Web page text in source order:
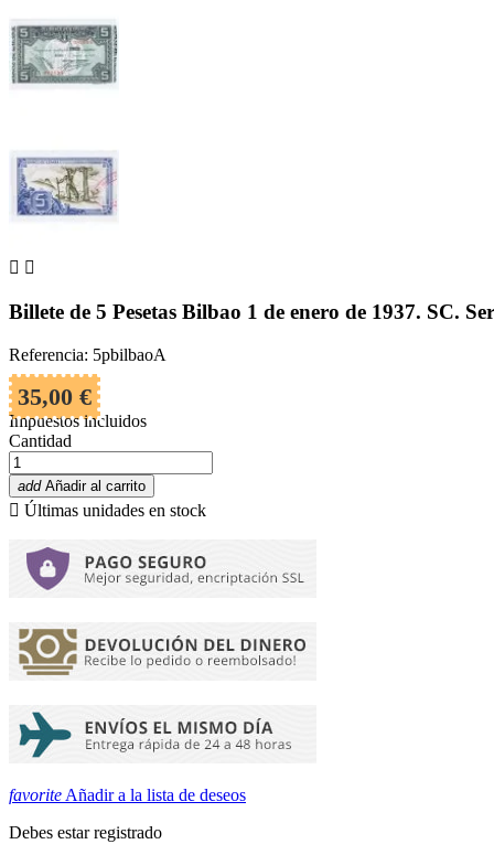
 
Billete de 5 Pesetas Bilbao 1 de enero de 1937. SC.
Referencia: 5pbilbaoA
35,00 €
Impuestos incluidos
Cantidad
add Añadir al carrito
 Últimas unidades en stock
favorite Añadir a la lista de deseos
Debes estar registrado